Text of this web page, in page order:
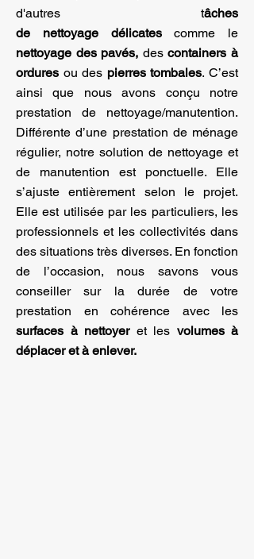
d'autres tâches
de nettoyage délicatescomme le
nettoyage des pavés, descontainers à
ordures ou des pierres tombales. C’est
ainsi que nous avons conçu notre
prestation de nettoyage/manutention.
Différente d’une prestation de ménage
régulier, notre solution de nettoyage et
de manutention est ponctuelle. Elle
s’ajuste entièrement selon le projet.
Elle est utilisée par les particuliers, les
professionnels et les collectivités dans
des situations très diverses. En fonction
de l’occasion, nous savons vous
conseiller sur la durée de votre
prestation en cohérence avec les
surfaces à nettoyeret les volumes à
déplacer et à enlever.